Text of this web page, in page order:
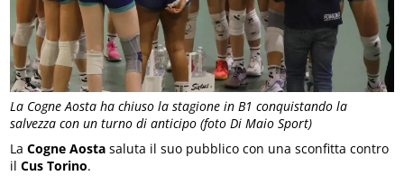
La Cogne Aosta ha chiuso la stagione in B1 conquistando la
salvezza con un turno di anticipo (foto Di Maio Sport)
LaCogne Aosta saluta il suo pubblico con una sconfitta contro
ilCus Torino.